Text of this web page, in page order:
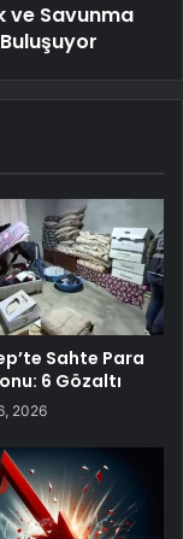
ve Savunma
Sahte Para
6 Gözaltı
2026